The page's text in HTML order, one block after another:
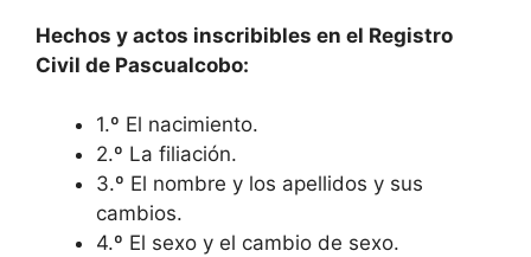
Hechos y actos inscribibles en el Registro
Civil de Pascualcobo:
1.º El nacimiento.
2.º La filiación.
3.º El nombre y los apellidos y sus
cambios.
4.º El sexo y el cambio de sexo.